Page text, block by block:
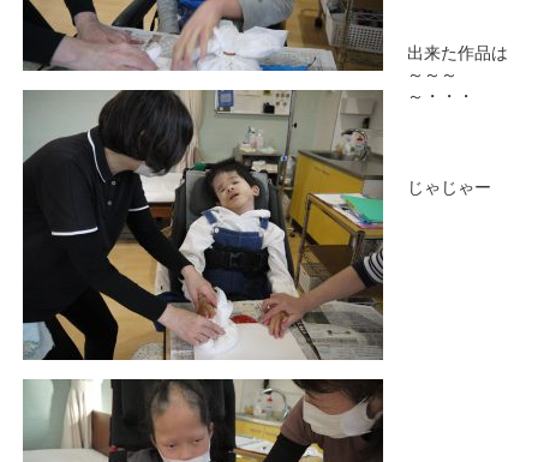
出来た作品は
～～～
～・・・
じゃじゃー